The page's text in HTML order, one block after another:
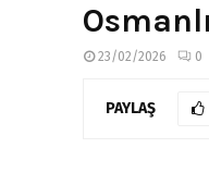
23/02/2026 0
PAYLAŞ